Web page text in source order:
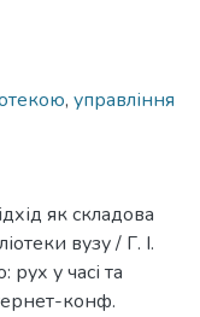
, управління
як складова
вузу / Г. І.
рух у часі та
конф.